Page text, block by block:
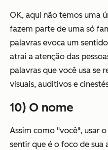
OK, aqui não temos uma
fazem parte de uma só
palavras evoca um
atrai a atenção das
palavras que você usa se
visuais, auditivos e
10) O nome
Assim como "você", usar
sentir que é o foco de sua